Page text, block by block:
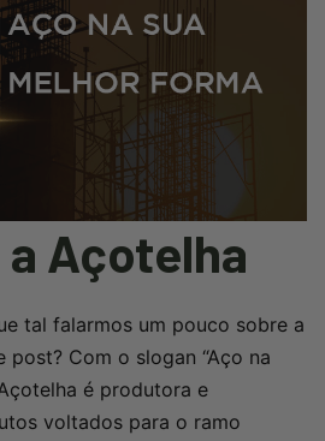
Açotelha
tal falarmos um pouco sobre a
post? Com o slogan “Aço na
é produtora e
voltados para o ramo